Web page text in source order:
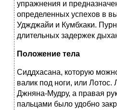
упражнения и
определенных успехов в
Уджджайи и Кумбхаки.
длительных задержек
Положение тела
Сиддхасана, которую
валик под ноги, или Лотос.
Джняна-Мудру, а правая
пальцами было удобно